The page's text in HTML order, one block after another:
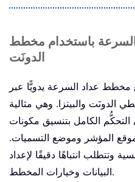
باستخدام مخطط
الدونَت
مخطط عداد السرعة يدويًّا عبر
الدونَت والبيتزا. وهي مثالية
الكامل بتنسيق مكونات
المؤشر وموضع التسميات.
وتتطلب انتباهًا دقيقًا لإعداد
البيانات وخيارات المخطط.